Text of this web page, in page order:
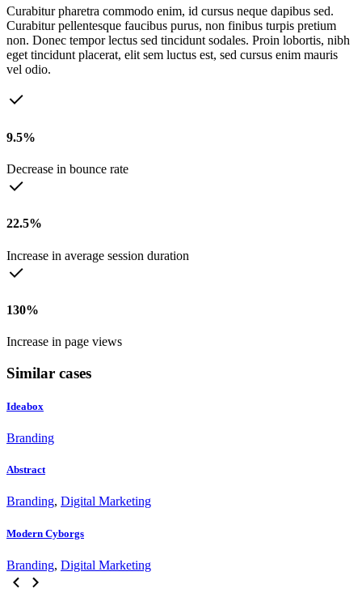
Curabitur pharetra commodo enim, id cursus neque dapibus sed.
Curabitur pellentesque faucibus purus, non finibus turpis pretium
non. Donec tempor lectus sed tincidunt sodales. Proin lobortis, nibh
eget tincidunt placerat, elit sem luctus est, sed cursus enim mauris
vel odio.
9.5%
Decrease in bounce rate
22.5%
Increase in average session duration
130%
Increase in page views
Similar cases
Ideabox
Branding
Abstract
Branding, Digital Marketing
Modern Cyborgs
Branding, Digital Marketing